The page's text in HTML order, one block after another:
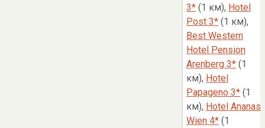
3* (1 км), Hotel
Post 3* (1 км),
Best Western
Hotel Pension
Arenberg 3* (1
км), Hotel
Papageno 3* (1
км), Hotel Ananas
Wien 4* (1